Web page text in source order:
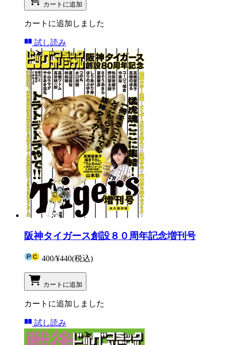
カートに追加
カートに追加しました
試し読み
阪神タイガース創設８０周年記念増刊号
400/¥440(税込)
カートに追加
カートに追加しました
試し読み